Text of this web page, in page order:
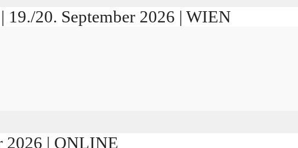
20. September 2026 | WIEN
2026 | ONLINE